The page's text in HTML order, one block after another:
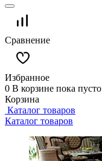
Сравнение
Избранное
0 В корзине пока пусто
Корзина
Каталог товаров
Каталог товаров